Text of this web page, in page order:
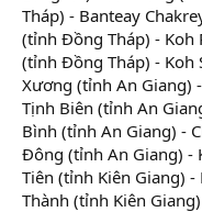
Tháp) - Banteay
(tỉnh Đồng Tháp) - Koh
(tỉnh Đồng Tháp) - Koh
Xương (tỉnh An Giang)
Tịnh Biên (tỉnh An
Bình (tỉnh An Giang) -
Đông (tỉnh An Giang) -
Tiên (tỉnh Kiên Giang)
Thành (tỉnh Kiên